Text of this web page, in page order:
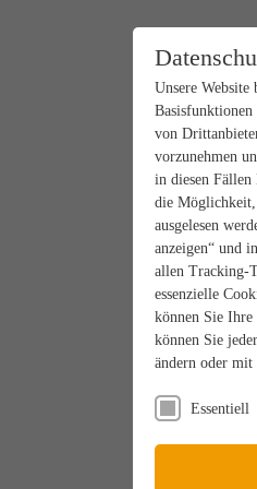
Unsere
von
vorzunehmen
in diesen Fällen
die Möglichkeit,
ausgelesen
anzeigen“ und
allen Tracking-
essenzielle
können Sie
können Sie
ändern oder
Essentiell